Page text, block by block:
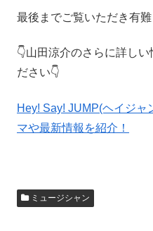
最後までご覧いただき有難
👇山田涼介のさらに詳し
ださい👇
Hey! Say! JUMP(ヘイジャ
マや最新情報を紹介！
ミュージシャン